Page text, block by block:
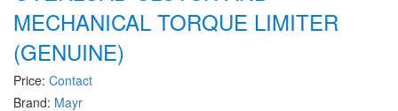
DEIF
Delmhorst VietNam
DELTA
MECHANICAL TORQUE LIMITER
(GENUINE)
Price: Contact
Brand: Mayr